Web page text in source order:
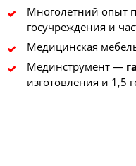
Многолетний опыт
госучреждения и
Медицинская
Мединструмент —
изготовления и 1,5